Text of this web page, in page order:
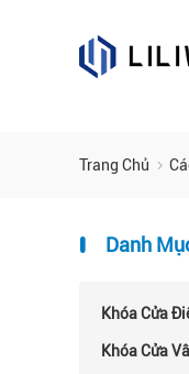
Trang Chủ
Danh
Khóa Cửa
Khóa Cửa